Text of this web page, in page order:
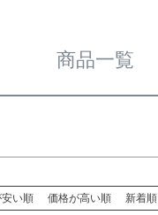
商品一覧
い順
ドヒット順
検索
い順 価格が高い順 新着順